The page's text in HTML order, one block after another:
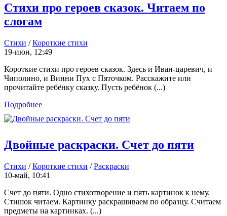
Стихи про героев сказок. Читаем по
слогам
Стихи /Короткие стихи
19-июн, 12:49
Короткие стихи про героев сказок. Здесь и Иван-царевич, и
Чиполино, и Винни Пух с Пяточком. Расскажите или
прочитайте ребёнку сказку. Пусть ребёнок (...)
Подробнее
Двойные раскраски. Счет до пяти
Стихи /Короткие стихи /Раскраски
10-май, 10:41
Счет до пяти. Одно стихотворение и пять картинок к нему.
Стишок читаем. Картинку раскрашиваем по образцу. Считаем
предметы на картинках. (...)